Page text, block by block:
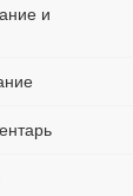
и